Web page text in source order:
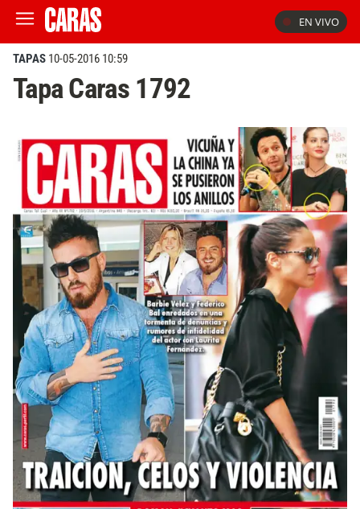
EN VIVO
TAPAS 10-05-2016 10:59
Tapa Caras 1792